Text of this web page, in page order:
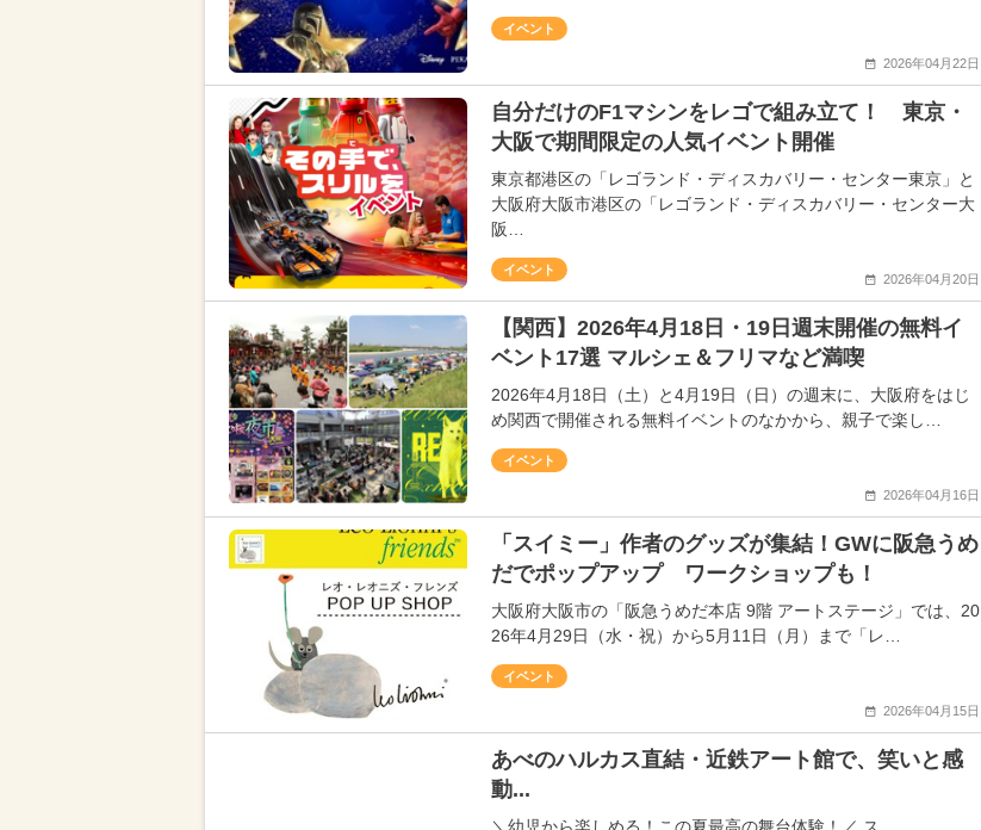
イベント
2026年04月22日
自分だけのF1マシンをレゴで組み立て！ 東京・
大阪で期間限定の人気イベント開催
東京都港区の「レゴランド・ディスカバリー・センター東京」と
大阪府大阪市港区の「レゴランド・ディスカバリー・センター大
阪…
イベント
2026年04月20日
【関西】2026年4月18日・19日週末開催の無料イ
ベント17選 マルシェ＆フリマなど満喫
2026年4月18日（土）と4月19日（日）の週末に、大阪府をはじ
め関西で開催される無料イベントのなかから、親子で楽し…
イベント
2026年04月16日
「スイミー」作者のグッズが集結！GWに阪急うめ
だでポップアップ ワークショップも！
大阪府大阪市の「阪急うめだ本店 9階 アートステージ」では、20
26年4月29日（水・祝）から5月11日（月）まで「レ…
イベント
2026年04月15日
あべのハルカス直結・近鉄アート館で、笑いと感
動...